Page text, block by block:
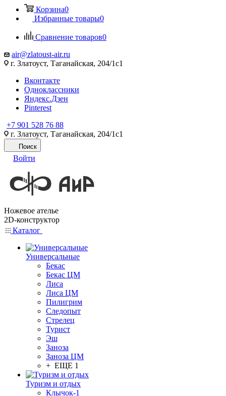
Корзина0
Избранные товары0
Сравнение товаров0
air@zlatoust-air.ru
г. Златоуст, Таганайская, 204/1с1
Вконтакте
Одноклассники
Яндекс.Дзен
Pinterest
+7 901 528 76 88
г. Златоуст, Таганайская, 204/1с1
Поиск
Войти
Ножевое ателье
2D-конструктор
Каталог
Универсальные
Бекас
Бекас ЦМ
Лиса
Лиса ЦМ
Пилигрим
Следопыт
Стрелец
Турист
Эш
Заноза
Заноза ЦМ
+ ЕЩЕ 1
Туризм и отдых
Клычок-1